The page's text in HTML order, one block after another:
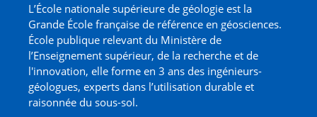
L’École nationale supérieure de géologie est la
Grande École française de référence en géosciences.
École publique relevant du Ministère de
l’Enseignement supérieur, de la recherche et de
l'innovation, elle forme en 3 ans des ingénieurs-
géologues, experts dans l’utilisation durable et
raisonnée du sous-sol.